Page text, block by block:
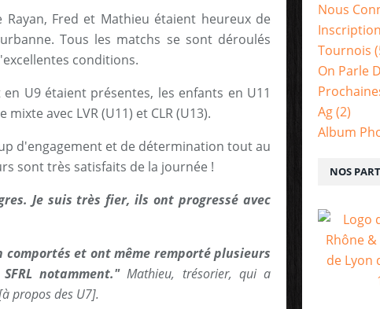
Rayan, Fred et Mathieu étaient heureux de
Tous les matchs se sont déroulés
conditions.
en U9 étaient présentes, les enfants en U11
avec LVR (U11) et CLR (U13).
d'engagement et de détermination tout au
sont très satisfaits de la journée !
Je suis très fier, ils ont progressé avec
comportés et ont même remporté plusieurs
notamment."Mathieu, trésorier, qui a
propos des U7].
Nous
Tournois
On Parle
Ag(2)
Album
NOS